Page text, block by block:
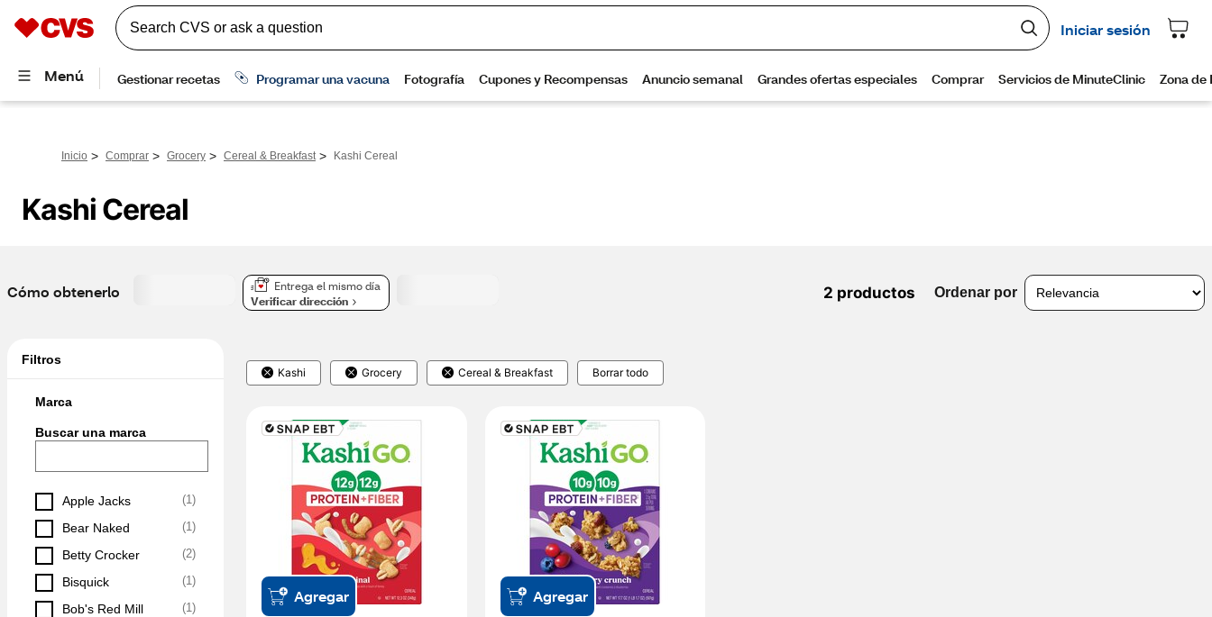
Inicio > Comprar > Grocery > Cereal & Breakfast > Kashi Cereal
Kashi Cereal
Cómo obtenerlo
Entrega el mismo día
Verificar dirección
2 productos Ordenar por
Filtros
Marca
Buscar una marca
Apple Jacks (1)
Bear Naked (1)
Betty Crocker (2)
Bisquick (1)
Bob's Red Mill (1)
Kashi Grocery Cereal & Breakfast Borrar todo
Agregar Agregar